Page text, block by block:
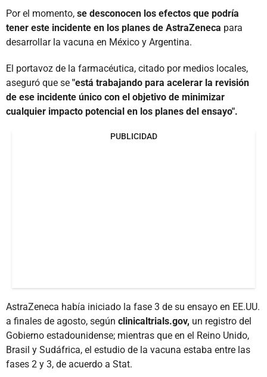
Por el momento, se desconocen los efectos que podría
tener este incidente en los planes de AstraZeneca para
desarrollar la vacuna en México y Argentina.
El portavoz de la farmacéutica, citado por medios locales,
aseguró que se "está trabajando para acelerar la revisión
de ese incidente único con el objetivo de minimizar
cualquier impacto potencial en los planes del ensayo".
PUBLICIDAD
AstraZeneca había iniciado la fase 3 de su ensayo en EE.UU.
a finales de agosto, según clinicaltrials.gov, un registro del
Gobierno estadounidense; mientras que en el Reino Unido,
Brasil y Sudáfrica, el estudio de la vacuna estaba entre las
fases 2 y 3, de acuerdo a Stat.